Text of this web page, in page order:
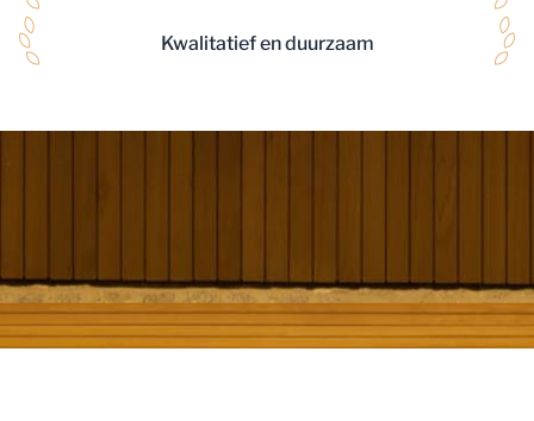
Kwalitatief en duurzaam